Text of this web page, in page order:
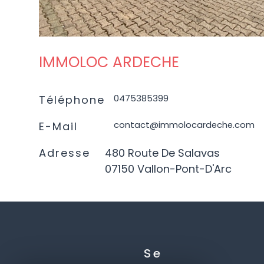
IMMOLOC ARDECHE
Téléphone 0475385399
E-Mail contact@immolocardeche.com
Adresse
480 Route De Salavas
07150 Vallon-Pont-D'Arc
Se